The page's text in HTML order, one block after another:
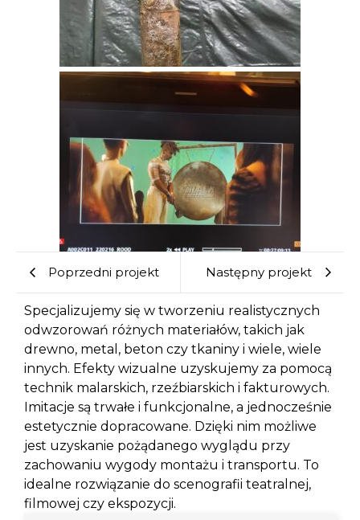
Poprzedni projekt Następny projekt
Specjalizujemy się w tworzeniu realistycznych
odwzorowań różnych materiałów, takich jak
drewno, metal, beton czy tkaniny i wiele, wiele
innych. Efekty wizualne uzyskujemy za pomocą
technik malarskich, rzeźbiarskich i fakturowych.
Imitacje są trwałe i funkcjonalne, a jednocześnie
estetycznie dopracowane. Dzięki nim możliwe
jest uzyskanie pożądanego wyglądu przy
zachowaniu wygody montażu i transportu. To
idealne rozwiązanie do scenografii teatralnej,
filmowej czy ekspozycji.